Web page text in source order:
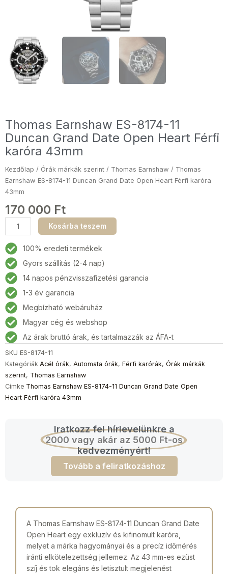
Thomas Earnshaw ES-8174-11
Duncan Grand Date Open Heart Férfi
karóra 43mm
Kezdőlap / Órák márkák szerint / Thomas Earnshaw / Thomas
Earnshaw ES-8174-11 Duncan Grand Date Open Heart Férfi karóra
43mm
170 000 Ft
Thomas
Earnshaw
ES-
8174-
11
Duncan
Grand
Date
Open
Heart
Férfi
karóra
43mm
mennyiség
Kosárba teszem
100% eredeti termékek
Gyors szállítás (2-4 nap)
14 napos pénzvisszafizetési garancia
1-3 év garancia
Megbízható webáruház
Magyar cég és webshop
Az árak bruttó árak, és tartalmazzák az ÁFA-t
SKU ES-8174-11
Kategóriák Acél órák, Automata órák, Férfi karórák, Órák márkák
szerint, Thomas Earnshaw
Címke Thomas Earnshaw ES-8174-11 Duncan Grand Date Open
Heart Férfi karóra 43mm
Iratkozz fel hírlevelünkre a
2000 vagy akár az 5000 Ft-os
kedvezményért!
Tovább a feliratkozáshoz
A Thomas Earnshaw ES-8174-11 Duncan Grand Date
Open Heart egy exkluzív és kifinomult karóra,
melyet a márka hagyományai és a precíz időmérés
iránti elkötelezettség jellemez. Az 43 mm-es ezüst
szíj és tok elegáns és letisztult megjelenést